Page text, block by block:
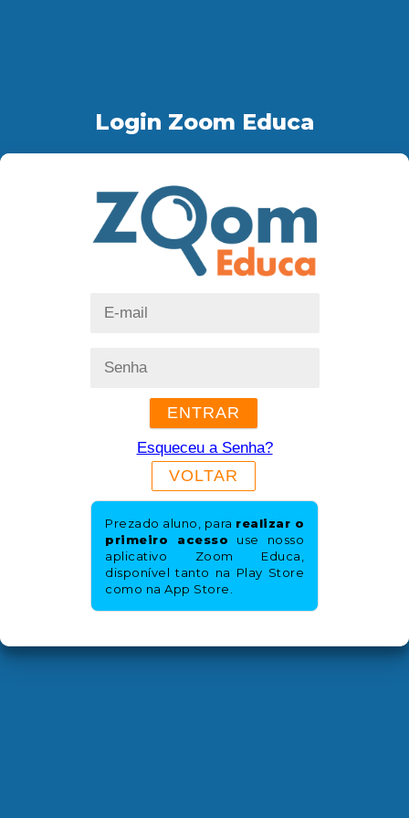
Login Zoom Educa
ENTRAR
Esqueceu a Senha?
VOLTAR
Prezado aluno, para realizar o
primeiro acesso use nosso
aplicativo Zoom Educa,
disponível tanto na Play Store
como na App Store.